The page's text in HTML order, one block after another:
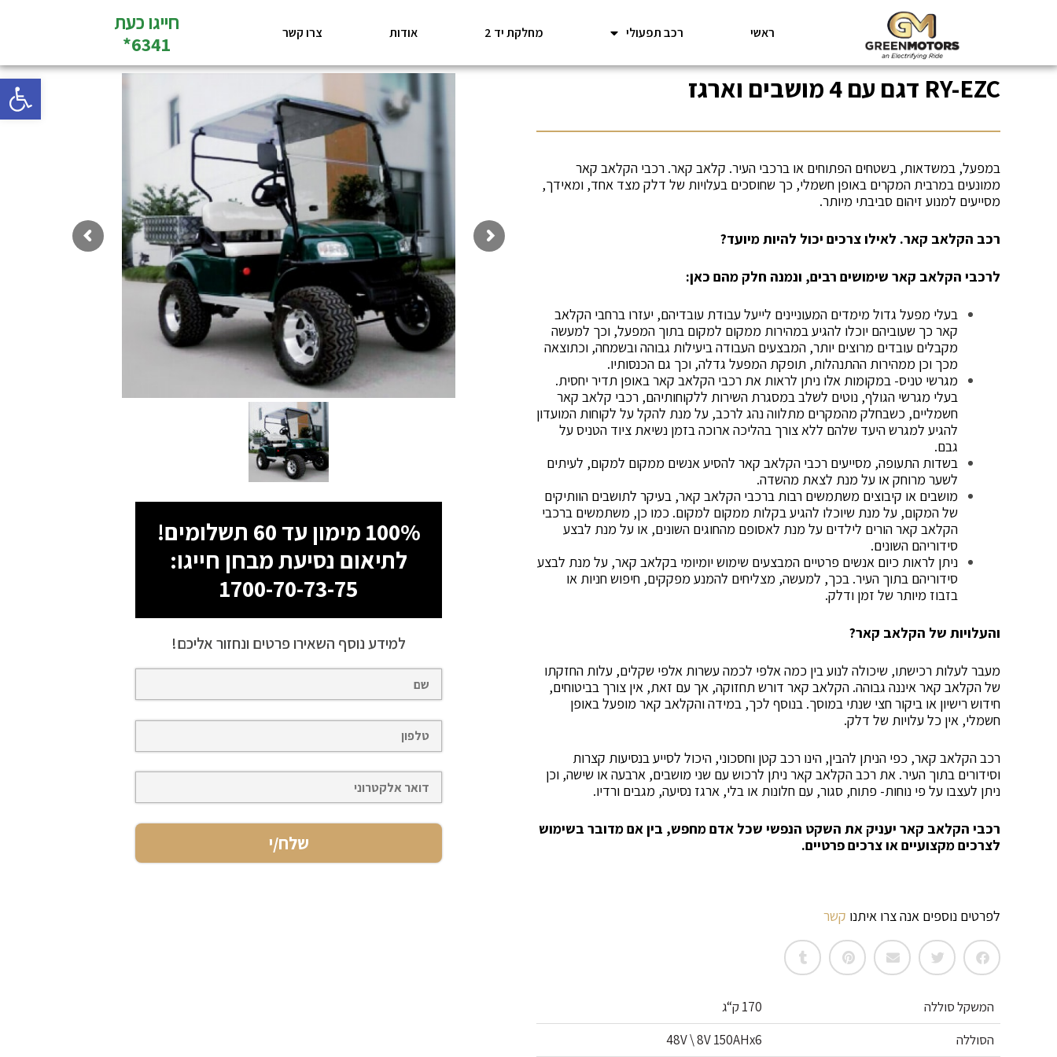
פתח
ראשי רכב תפעולי מחלקת יד 2 אודות צרו קשר
חייגו כעת
6341*
RY-EZC דגם עם 4 מושבים וארגז
במפעל, במשדאות, בשטחים הפתוחים או ברכבי העיר. קלאב קאר. רכבי הקלאב קאר
ממונעים במרבית המקרים באופן חשמלי, כך שחוסכים בעלויות של דלק מצד אחד, ומאידך,
מסייעים למנוע זיהום סביבתי מיותר.
רכב הקלאב קאר. לאילו צרכים יכול להיות מיועד?
לרכבי הקלאב קאר שימושים רבים, ונמנה חלק מהם כאן:
בעלי מפעל גדול מימדים המעוניינים לייעל עבודת עובדיהם, יעזרו ברחבי הקלאב
קאר כך שעוביהם יוכלו להגיע במהירות ממקום למקום בתוך המפעל, וכך למעשה
מקבלים עובדים מרוצים יותר, המבצעים העבודה ביעילות גבוהה ובשמחה, וכתוצאה
מכך וכן ממהירות ההתנהלות, תופקת המפעל גדלה, וכך גם הכנסותיו.
מגרשי טניס- במקומות אלו ניתן לראות את רכבי הקלאב קאר באופן תדיר יחסית.
בעלי מגרשי הגולף, נוטים לשלב במסגרת השירות ללקוחותיהם, רכבי קלאב קאר
חשמליים, כשבחלק מהמקרים מתלווה נהג לרכב, על מנת להקל על לקוחות המועדון
להגיע למגרש היעד שלהם ללא צורך בהליכה ארוכה בזמן נשיאת ציוד הטניס על
גבם.
בשדות התעופה, מסייעים רכבי הקלאב קאר להסיע אנשים ממקום למקום, לעיתים
לשער מרוחק או על מנת לצאת מהשדה.
מושבים או קיבוצים משתמשים רבות ברכבי הקלאב קאר, בעיקר לתושבים הוותיקים
של המקום, על מנת שיוכלו להגיע בקלות ממקום למקום. כמו כן, משתמשים ברכבי
הקלאב קאר הורים לילדים על מנת לאסופם מהחוגים השונים, או על מנת לבצע
סידוריהם השונים.
ניתן לראות כיום אנשים פרטיים המבצעים שימוש יומיומי בקלאב קאר, על מנת לבצע
סידוריהם בתוך העיר. בכך, למעשה, מצליחים להמנע מפקקים, חיפוש חניות או
בזבוז מיותר של זמן ודלק.
והעלויות של הקלאב קאר?
מעבר לעלות רכישתו, שיכולה לנוע בין כמה אלפי לכמה עשרות אלפי שקלים, עלות החזקתו
של הקלאב קאר איננה גבוהה. הקלאב קאר דורש תחזוקה, אך עם זאת, אין צורך בביטוחים,
חידוש רישיון או ביקור חצי שנתי במוסך. בנוסף לכך, במידה והקלאב קאר מופעל באופן
חשמלי, אין כל עלויות של דלק.
רכב הקלאב קאר, כפי הניתן להבין, הינו רכב קטן וחסכוני, היכול לסייע בנסיעות קצרות
וסידורים בתוך העיר. את רכב הקלאב קאר ניתן לרכוש עם שני מושבים, ארבעה או שישה, וכן
ניתן לעצבו על פי נוחות- פתוח, סגור, עם חלונות או בלי, ארגז נסיעה, מגבים ורדיו.
רכבי הקלאב קאר יעניק את השקט הנפשי שכל אדם מחפש, בין אם מדובר בשימוש
לצרכים מקצועיים או צרכים פרטיים.
לפרטים נוספים אנה צרו איתנו קשר
המשקל סוללה
170 ק“ג
הסוללה
48V \ 8V 150AHx6
100% מימון עד 60 תשלומים!
לתיאום נסיעת מבחן חייגו:
1700-70-73-75
למידע נוסף השאירו פרטים ונחזור אליכם!